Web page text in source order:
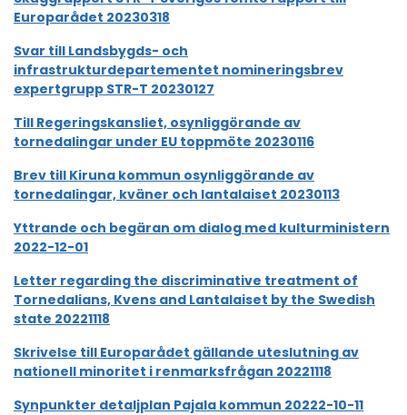
Europarådet 20230318
Svar till Landsbygds- och
infrastrukturdepartementet nomineringsbrev
expertgrupp STR-T 20230127
Till Regeringskansliet, osynliggörande av
tornedalingar under EU toppmöte 20230116
Brev till Kiruna kommun osynliggörande av
tornedalingar, kväner och lantalaiset 20230113
Yttrande och begäran om dialog med kulturministern
2022-12-01
Letter regarding the discriminative treatment of
Tornedalians, Kvens and Lantalaiset by the Swedish
state 20221118
Skrivelse till Europarådet gällande uteslutning av
nationell minoritet i renmarksfrågan 20221118
Synpunkter detaljplan Pajala kommun 20222-10-11